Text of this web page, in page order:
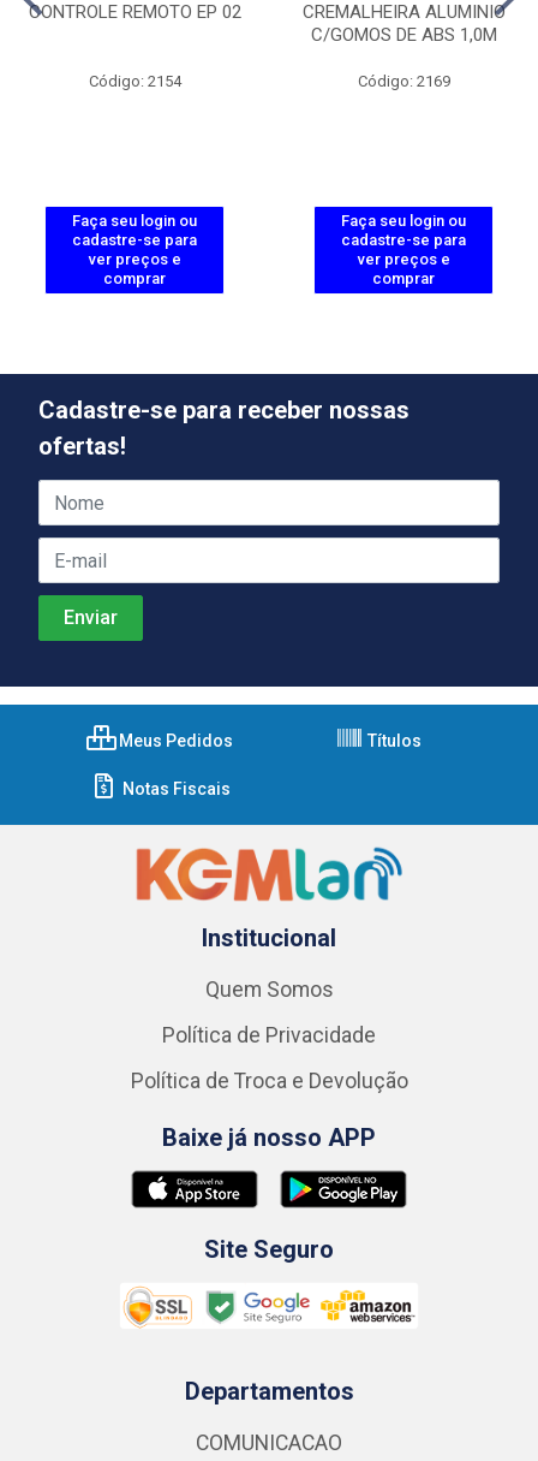
CONTROLE REMOTO EP 02
Código: 2154
Faça seu login ou
cadastre-se para
ver preços e
comprar
CREMALHEIRA ALUMINIO
C/GOMOS DE ABS 1,0M
Código: 2169
Faça seu login ou
cadastre-se para
ver preços e
comprar
Cadastre-se para receber nossas
ofertas!
Meus Pedidos Títulos
Notas Fiscais
Institucional
Quem Somos
Política de Privacidade
Política de Troca e Devolução
Baixe já nosso APP
Site Seguro
Departamentos
COMUNICACAO